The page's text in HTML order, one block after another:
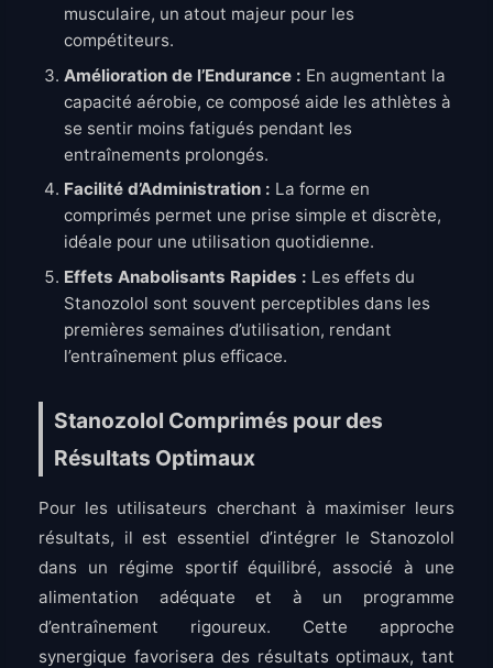
musculaire, un atout majeur pour les
compétiteurs.
Amélioration de l’Endurance : En augmentant la
capacité aérobie, ce composé aide les athlètes à
se sentir moins fatigués pendant les
entraînements prolongés.
Facilité d’Administration : La forme en
comprimés permet une prise simple et discrète,
idéale pour une utilisation quotidienne.
Effets Anabolisants Rapides : Les effets du
Stanozolol sont souvent perceptibles dans les
premières semaines d’utilisation, rendant
l’entraînement plus efficace.
Stanozolol Comprimés pour des
Résultats Optimaux
Pour les utilisateurs cherchant à maximiser leurs
résultats, il est essentiel d’intégrer le Stanozolol
dans un régime sportif équilibré, associé à une
alimentation adéquate et à un programme
d’entraînement rigoureux. Cette approche
synergique favorisera des résultats optimaux, tant